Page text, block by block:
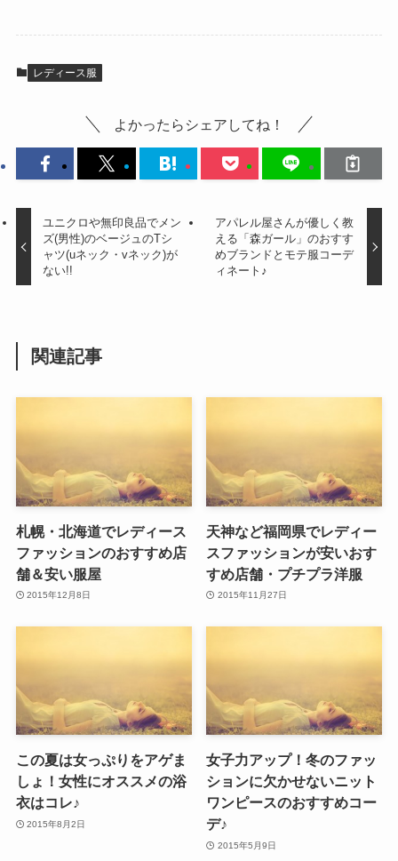
レディース服
よかったらシェアしてね！
ユニクロや無印良品でメン
ズ(男性)のベージュのTシ
ャツ(uネック・vネック)が
ない!!
アパレル屋さんが優しく教
える「森ガール」のおすす
めブランドとモテ服コーデ
ィネート♪
関連記事
札幌・北海道でレディース
ファッションのおすすめ店
舗＆安い服屋
2015年12月8日
天神など福岡県でレディー
スファッションが安いおす
すめ店舗・プチプラ洋服
2015年11月27日
この夏は女っぷりをアゲま
しょ！女性にオススメの浴
衣はコレ♪
2015年8月2日
女子力アップ！冬のファッ
ションに欠かせないニット
ワンピースのおすすめコー
デ♪
2015年5月9日